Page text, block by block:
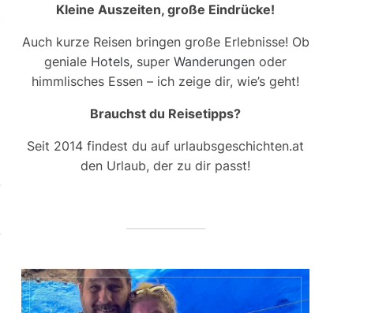
Kleine Auszeiten, große Eindrücke!
Auch kurze Reisen bringen große Erlebnisse! Ob
geniale Hotels, super Wanderungen oder
himmlisches Essen – ich zeige dir, wie’s geht!
Brauchst du Reisetipps?
Seit 2014 findest du auf urlaubsgeschichten.at
den Urlaub, der zu dir passt!